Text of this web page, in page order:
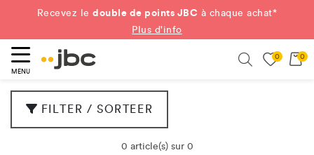
Recevez ledouble de points JBC à chaque achat*
Plus d'info
MENU
0 0
FILTER / SORTEER
0 article(s) sur 0